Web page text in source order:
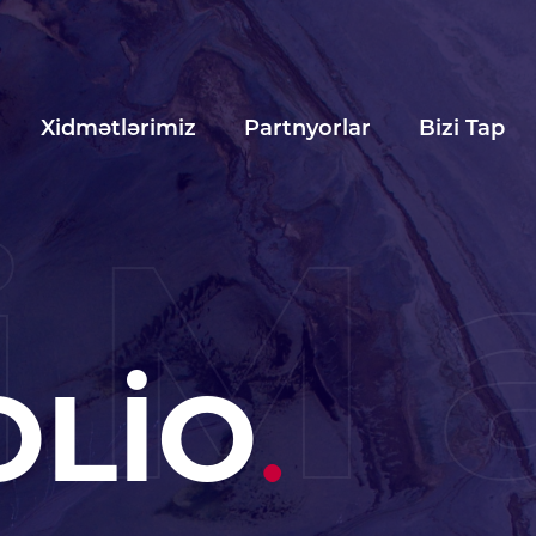
Xidmətlərimiz Partnyorlar Bizi Tap
.